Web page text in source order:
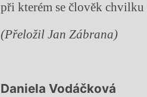
při kterém se člověk chvilku
(Přeložil Jan Zábrana)
Daniela Vodáčková